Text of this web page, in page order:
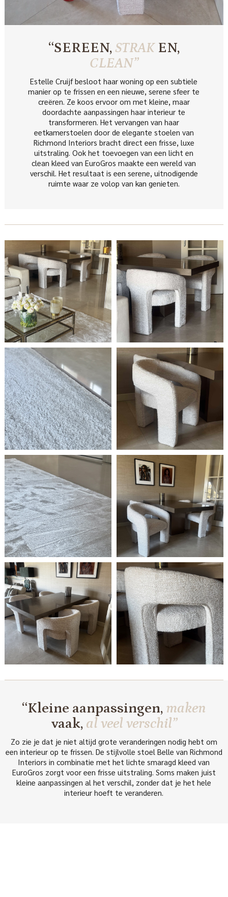
“SEREEN,STRAK EN,
CLEAN”
Estelle Cruijf besloot haar woning op een subtiele
manier op te frissen en een nieuwe, serene sfeer te
creëren. Ze koos ervoor om met kleine, maar
doordachte aanpassingen haar interieur te
transformeren. Het vervangen van haar
eetkamerstoelen door de elegante stoelen van
Richmond Interiors bracht direct een frisse, luxe
uitstraling. Ook het toevoegen van een licht en
clean kleed van EuroGros maakte een wereld van
verschil. Het resultaat is een serene, uitnodigende
ruimte waar ze volop van kan genieten.
“Kleine aanpassingen, maken
vaak,al veel verschil”
Zo zie je dat je niet altijd grote veranderingen nodig hebt om
een interieur op te frissen. De stijlvolle stoel Belle van Richmond
Interiors in combinatie met het lichte smaragd kleed van
EuroGros zorgt voor een frisse uitstraling. Soms maken juist
kleine aanpassingen al het verschil, zonder dat je het hele
interieur hoeft te veranderen.